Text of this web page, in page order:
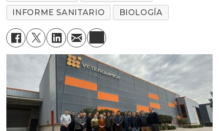
INFORME SANITARIO
BIOLOGÍA